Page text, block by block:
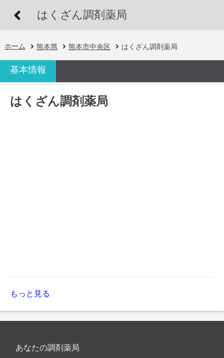
はくざん調剤薬局
ホーム 熊本県 熊本市中央区 はくざん調剤薬局
基本情報
はくざん調剤薬局
もっと見る
あなたの調剤薬局